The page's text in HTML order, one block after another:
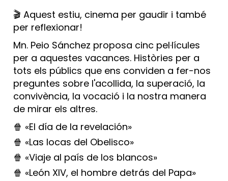
🎬 Aquest estiu, cinema per gaudir i també
per reflexionar!
Mn. Peio Sánchez proposa cinc pel·lícules
per a aquestes vacances. Històries per a
tots els públics que ens conviden a fer-nos
preguntes sobre l'acollida, la superació, la
convivència, la vocació i la nostra manera
de mirar els altres.
🍿 «El día de la revelación»
🍿 «Las locas del Obelisco»
🍿 «Viaje al país de los blancos»
🍿 «León XIV, el hombre detrás del Papa»